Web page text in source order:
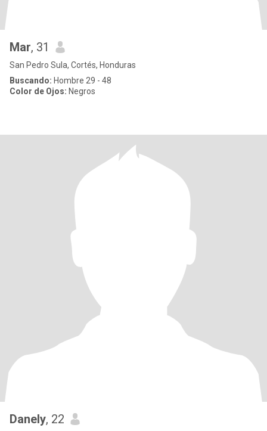
Mar, 31
San Pedro Sula, Cortés, Honduras
Buscando: Hombre 29 - 48
Color de Ojos: Negros
Danely, 22